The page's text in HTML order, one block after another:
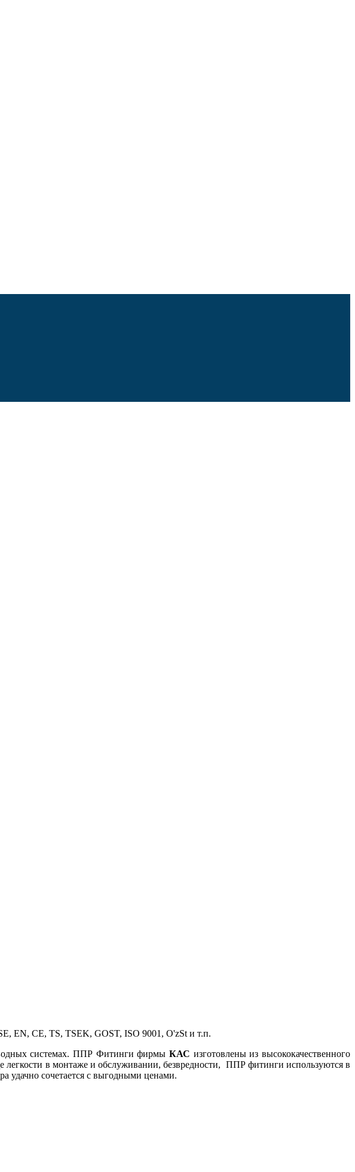
EN, CE, TS, TSEK, GOST, ISO 9001, O'zSt и т.п.
системах. ППР Фитинги фирмы КАС изготовлены из высококачественного
легкости в монтаже и обслуживании, безвредности, ППР фитинги используются в
удачно сочетается с выгодными ценами.